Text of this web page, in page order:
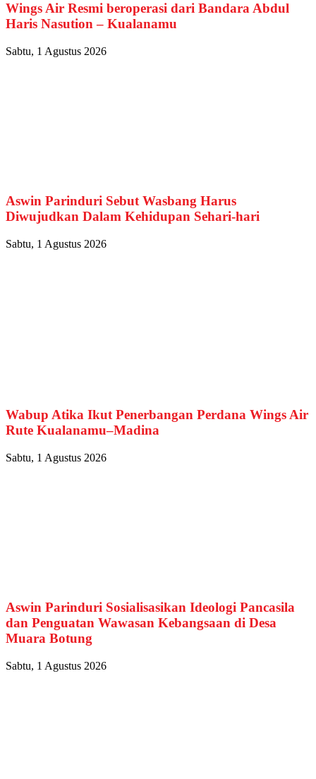
Wings Air Resmi beroperasi dari Bandara Abdul
Haris Nasution – Kualanamu
Sabtu, 1 Agustus 2026
Aswin Parinduri Sebut Wasbang Harus
Diwujudkan Dalam Kehidupan Sehari-hari
Sabtu, 1 Agustus 2026
Wabup Atika Ikut Penerbangan Perdana Wings Air
Rute Kualanamu–Madina
Sabtu, 1 Agustus 2026
Aswin Parinduri Sosialisasikan Ideologi Pancasila
dan Penguatan Wawasan Kebangsaan di Desa
Muara Botung
Sabtu, 1 Agustus 2026